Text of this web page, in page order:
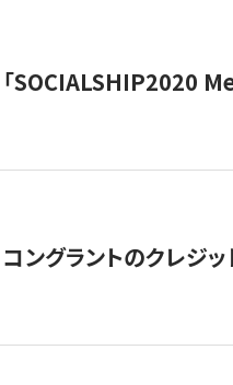
「SOCIALSHIP2020
コングラントのクレジ